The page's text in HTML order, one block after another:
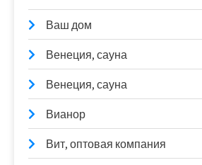
Ваш дом
Венеция, сауна
Венеция, сауна
Вианор
Вит, оптовая компания